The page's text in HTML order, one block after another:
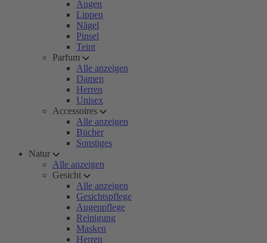
Augen
Lippen
Nägel
Pinsel
Teint
Parfum
Alle anzeigen
Damen
Herren
Unisex
Accessoires
Alle anzeigen
Bücher
Sonstiges
Natur
Alle anzeigen
Gesicht
Alle anzeigen
Gesichtspflege
Augenpflege
Reinigung
Masken
Herren